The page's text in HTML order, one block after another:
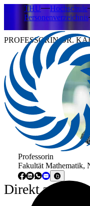
THU Hochschule
Personenverzeichnis
PROFESSORIN DR.
Professorin
Fakultät Mathematik,
Direkt zu ...